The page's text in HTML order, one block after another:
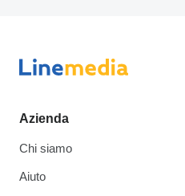
Azienda
Chi siamo
Aiuto